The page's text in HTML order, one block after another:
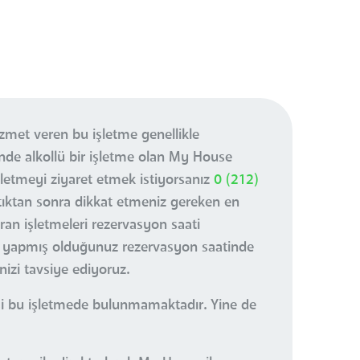
veren bu işletme genellikle
alkollü bir işletme olan My House
ziyaret etmek istiyorsanız 0 (212)
sonra dikkat etmeniz gereken en
işletmeleri rezervasyon saati
olduğunuz rezervasyon saatinde
tavsiye ediyoruz.
bu işletmede bulunmamaktadır. Yine de